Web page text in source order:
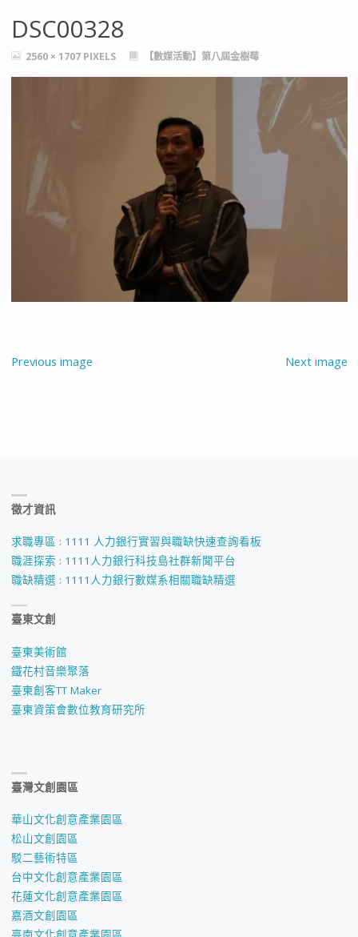
DSC00328
FULL2560 × 1707 PIXELS 【數媒活動】第八屆金樹莓
Previous image Next image
徵才資訊
求職專區 : 1111 人力銀行實習與職缺快速查詢看板
職涯探索 : 1111人力銀行科技島社群新聞平台
職缺精選 : 1111人力銀行數媒系相關職缺精選
臺東文創
臺東美術館
鐵花村音樂聚落
臺東創客TT Maker
臺東資策會數位教育研究所
臺灣文創園區
華山文化創意產業園區
松山文創園區
駁二藝術特區
台中文化創意產業園區
花蓮文化創意產業園區
嘉酒文創園區